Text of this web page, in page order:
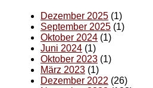
Dezember 2025 (1)
September 2025 (1)
Oktober 2024 (1)
Juni 2024 (1)
Oktober 2023 (1)
März 2023 (1)
Dezember 2022 (26)